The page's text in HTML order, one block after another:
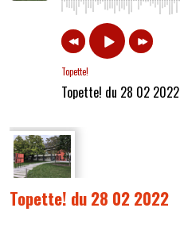
Topette!
Topette! du 28 02 2022
Topette! du 28 02 2022